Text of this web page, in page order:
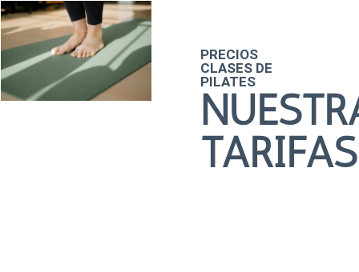
PRECIOS
CLASES DE
PILATES
TARIFAS